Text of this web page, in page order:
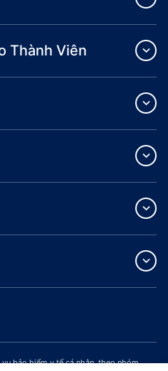
Thành Viên
bảo hiểm y tế cá nhân, theo nhóm